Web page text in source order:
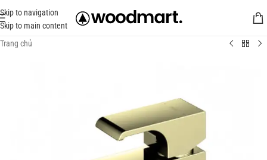
Skip to navigation
Skip to main content
Trang chủ